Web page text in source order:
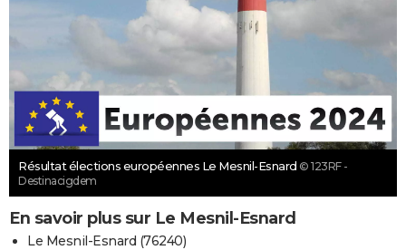
Résultat élections européennes Le Mesnil-Esnard © 123RF -
Destinacigdem
En savoir plus sur Le Mesnil-Esnard
Le Mesnil-Esnard (76240)